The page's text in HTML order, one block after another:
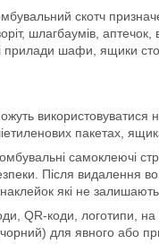
скотч
шлагбаумів, аптечок,
прилади шафи, ящики
використовуватися
пакетах,
самоклеючі
Після видалення
які не залишають
QR-коди, логотипи, на
для явного або